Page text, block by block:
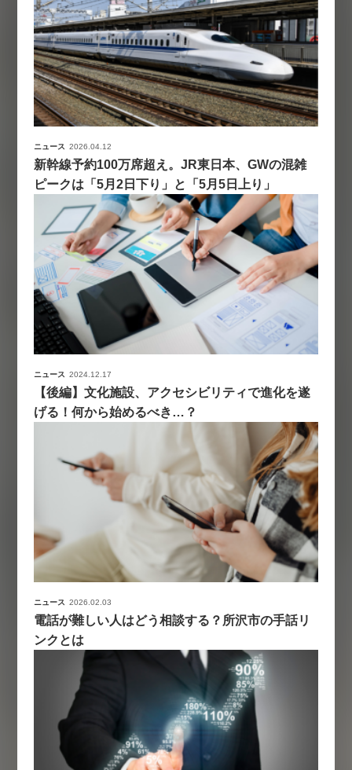
ニュース 2026.04.12
新幹線予約100万席超え。JR東日本、GWの混雑
ピークは「5月2日下り」と「5月5日上り」
ニュース 2024.12.17
【後編】文化施設、アクセシビリティで進化を遂
げる！何から始めるべき…？
ニュース 2026.02.03
電話が難しい人はどう相談する？所沢市の手話リ
ンクとは